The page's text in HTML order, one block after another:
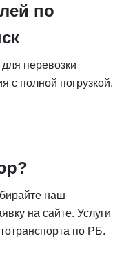
по
для перевозки
с полной погрузкой.
наш
на сайте. Услуги
по РБ.